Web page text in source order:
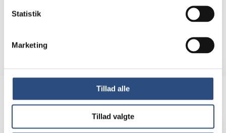
Statistik
Marketing
Tillad alle
Tillad valgte
2920 Charlottenlund
af ejendomme kan ske til
Ejendomsadministration tlf: